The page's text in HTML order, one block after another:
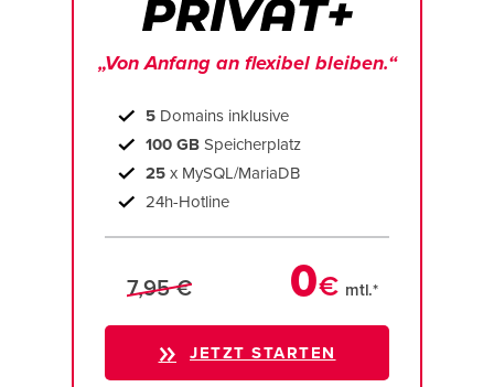
„Von Anfang an flexibel bleiben.“
5 Domains inklusive
100 GB Speicherplatz
25 x MySQL/MariaDB
24h-Hotline
7,95 € 0€ mtl.*
JETZT STARTEN